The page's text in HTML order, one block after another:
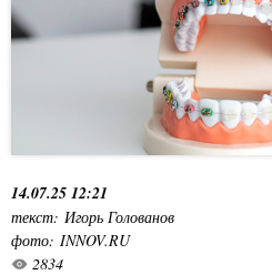
14.07.25 12:21
текст: Игорь Голованов
фото: INNOV.RU
2834